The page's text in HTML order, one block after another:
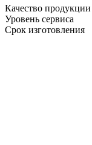
Качество продукции
Уровень сервиса
Срок изготовления